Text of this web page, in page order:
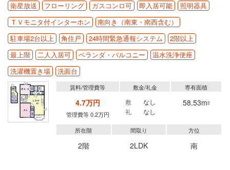
衛星放送
フローリング ガスコンロ可 即入居可能
照明器具
ＴＶモニタ付インターホン
南向き（南東・南西含む）
駐車場2台以上
角住戸 24時間緊急通報システム
2階以上
最上階
二人入居可 ベランダ・バルコニー
温水洗浄便座
洗濯機置き場
洗面台
賃料/管理費等
4.7万円
管理費等 0.2万円
敷金/礼金
敷
なし
礼
なし
専有面積
58.53m2
所在階
2階
間取り
2LDK
方位
南